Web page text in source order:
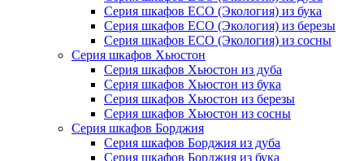
Серия шкафов ECO (Экология) из бука
Серия шкафов ECO (Экология) из березы
Серия шкафов ECO (Экология) из сосны
Серия шкафов Хьюстон
Серия шкафов Хьюстон из дуба
Серия шкафов Хьюстон из бука
Серия шкафов Хьюстон из березы
Серия шкафов Хьюстон из сосны
Серия шкафов Борджия
Серия шкафов Борджия из дуба
Серия шкафов Борджия из бука